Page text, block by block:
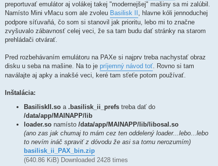
preportuvať emulátor aj volákej takej "modernejšej" mašiny sa mi zalúbil.
Namísto Mini vMacu som ale zvoleu Basilisk II , hlavne kóli jennoduchej
podpore síťuvaňá, čo som si stanovil jak prioritu, lebo mi to značne
zvyšuvalo zábavnosť celej veci, že sa tam budu dať stránky na starom
prehládači otvárať.
Pred rozbehávaním emulátoru na PAXe si najprv treba nachystať obraz
disku u seba na mašine. Na to je príjemný návod toť. Rovno si tam
naválajte aj apky a inakšé veci, keré tam sťeťe potom používať.
Inštalácia:
BasiliskII.so a .basilisk_ii_prefs treba dať do
/data/app/MAINAPP/lib
loader.so namísto /data/app/MAINAPP/lib/libosal.so
(ano zas jak chumaj to mám cez ten oddelený loader...lebo...lebo
to nevím ináč spraviť z dóvodu že asi sa tomu nerozumím)
basilisk_ii_PAX_bin.zip
(640.86 KiB) Downloaded 2428 times